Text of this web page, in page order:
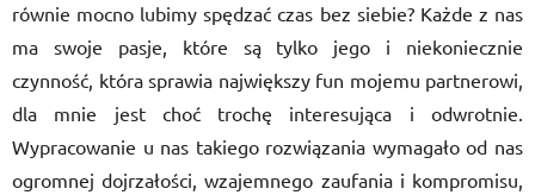
równie mocno lubimy spędzać czas bez siebie? Każde z nas
ma swoje pasje, które są tylko jego i niekoniecznie
czynność, która sprawia największy fun mojemu partnerowi,
dla mnie jest choć trochę interesująca i odwrotnie.
Wypracowanie u nas takiego rozwiązania wymagało od nas
ogromnej dojrzałości, wzajemnego zaufania i kompromisu,